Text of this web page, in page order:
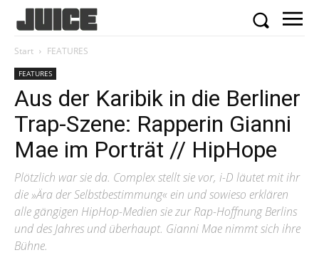
Start FEATURES
FEATURES
Aus der Karibik in die Berliner
Trap-Szene: Rapperin Gianni
Mae im Porträt // HipHope
Plötzlich war sie da. Complex stellt sie vor, i-D läutet mit ihr
die »Ära der Selbstbestimmung« ein und sowieso erklären
alle gängigen HipHop-Medien sie zur Rap-Hoffnung Berlins
und des Jahres und überhaupt. Gianni Mae nimmt sich ihre
Bühne.